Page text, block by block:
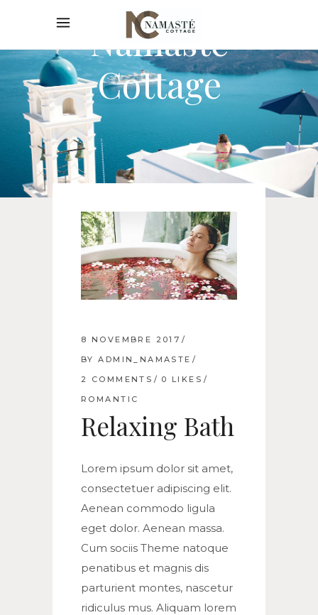
Namaste
Cottage
8 NOVEMBRE 2017
BYADMIN_NAMASTE
2 COMMENTS
0
LIKES
ROMANTIC
Relaxing Bath
Lorem ipsum dolor sit amet,
consectetuer adipiscing elit.
Aenean commodo ligula
eget dolor. Aenean massa.
Cum sociis Theme natoque
penatibus et magnis dis
parturient montes, nascetur
ridiculus mus. Aliquam lorem